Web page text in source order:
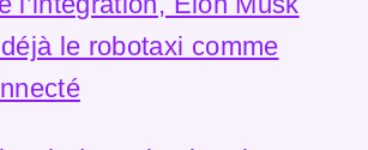
le robotaxi comme